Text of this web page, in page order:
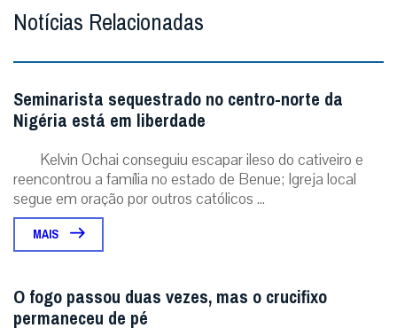
Notícias Relacionadas
Seminarista sequestrado no centro-norte da
Nigéria está em liberdade
Kelvin Ochai conseguiu escapar ileso do cativeiro e
reencontrou a família no estado de Benue; Igreja local
segue em oração por outros católicos ...
MAIS
O fogo passou duas vezes, mas o crucifixo
permaneceu de pé